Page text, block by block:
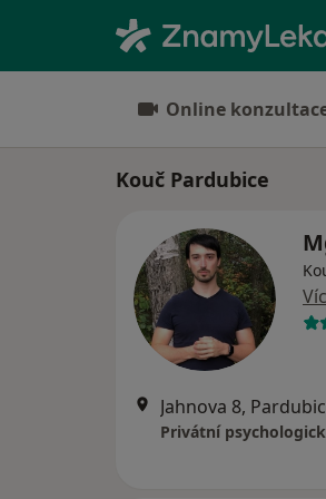
Online
Kouč Pardubice
Jahnova 8,
Privátní